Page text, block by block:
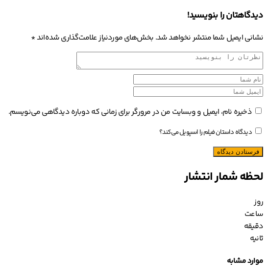
دیدگاهتان را بنویسید!
نشانی ایمیل شما منتشر نخواهد شد. بخش‌های موردنیاز علامت‌گذاری شده‌اند*
ذخیره نام، ایمیل و وبسایت من در مرورگر برای زمانی که دوباره دیدگاهی می‌نویسم.
دیدگاه داستان فیلم را اسپویل می‌کند؟
لحظه شمار انتشار
روز
ساعت
دقیقه
ثانیه
موارد مشابه